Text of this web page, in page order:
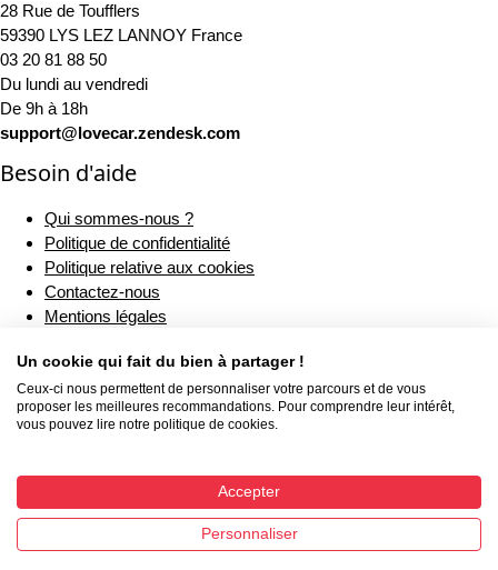
28 Rue de Toufflers
59390 LYS LEZ LANNOY France
03 20 81 88 50
Du lundi au vendredi
De 9h à 18h
support@lovecar.zendesk.com
Besoin d'aide
Qui sommes-nous ?
Politique de confidentialité
Politique relative aux cookies
Contactez-nous
Mentions légales
CGV
Livraison
Nos engagements
Un cookie qui fait du bien à partager !
Ceux-ci nous permettent de personnaliser votre parcours et de vous
proposer les meilleures recommandations. Pour comprendre leur intérêt,
vous pouvez lire notre politique de cookies.
Accepter
Personnaliser